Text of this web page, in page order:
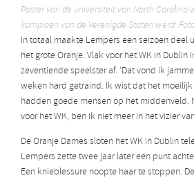
Poster van de universiteit van North Carolina
kampioen van de Verenigde Staten werd.
In totaal maakte Lempers een seizoen deel
het grote Oranje. Vlak voor het WK in Dublin
zeventiende speelster af. ‘Dat vond ik
weken hard getraind. Ik wist dat het
hadden goede mensen op het middenveld.
voor het WK, ben ik niet meer in het vizier
De Oranje Dames sloten het WK in Dublin
Lempers zette twee jaar later een punt
Een knieblessure noopte haar te stoppen.